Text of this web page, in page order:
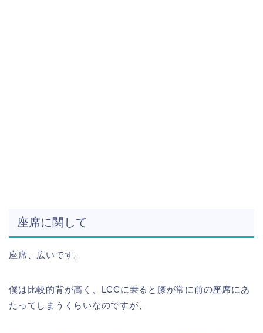
座席に関して
座席、広いです。
僕は比較的背が高く、LCCに乗ると膝が常に前の座席にあ
たってしまうくらいなのですが、